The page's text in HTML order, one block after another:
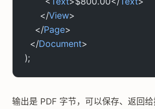
      </
View>
    </
Page>
  </
Document>
);
输出是 PDF 字节，可以保存、返回